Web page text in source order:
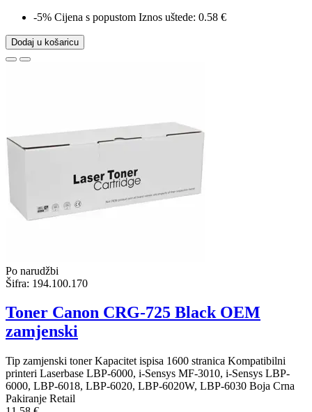
-5% Cijena s popustom Iznos uštede: 0.58 €
Dodaj u košaricu
Po narudžbi
Šifra: 194.100.170
Toner Canon CRG-725 Black OEM
zamjenski
Tip zamjenski toner Kapacitet ispisa 1600 stranica Kompatibilni
printeri Laserbase LBP-6000, i-Sensys MF-3010, i-Sensys LBP-
6000, LBP-6018, LBP-6020, LBP-6020W, LBP-6030 Boja Crna
Pakiranje Retail